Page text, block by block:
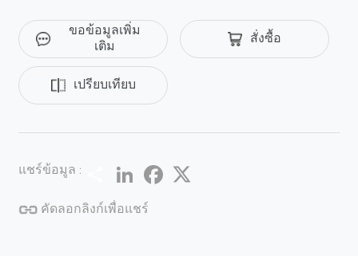
ขอข้อมูลเพิ่ม
เติม
สั่งซื้อ
เปรียบเทียบ
แชร์ข้อมูล : Share LinkedInFacebook
คัดลอกลิงก์เพื่อแชร์